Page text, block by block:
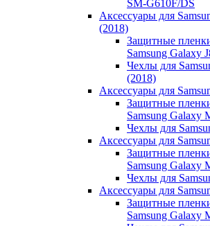
SM-G610F/DS
Аксессуары для
(2018)
Защитные
Samsung Galaxy
Чехлы для
(2018)
Аксессуары для
Защитные
Samsung Galaxy
Чехлы для
Аксессуары для
Защитные
Samsung Galaxy
Чехлы для
Аксессуары для
Защитные
Samsung Galaxy